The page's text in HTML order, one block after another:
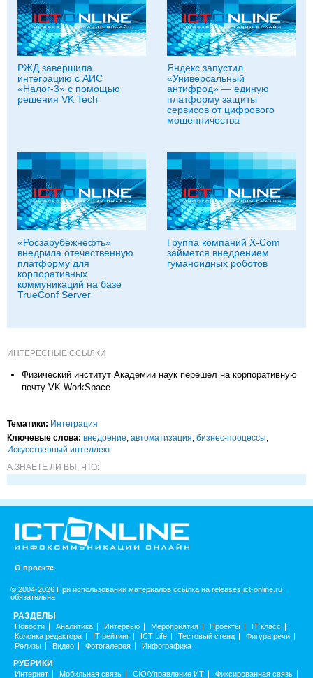
РЖД завершила
интеграцию с АИС
«Налог-3» с помощью
решения VK Tech
Яндекс запустил
«Универсальный
антифрод» — единую
платформу защиты
сервисов от цифрового
мошенничества
«Росзарубежнефть»
внедрила отечественную
платформу для
корпоративных
коммуникаций на базе
TrueConf Server
Группа компаний X-Com
займется внедрением
гуманоидных роботов
ИНТЕРЕСНЫЕ ССЫЛКИ
Физический институт Академии наук перешел на корпоративную
почту VK WorkSpace
Тематики: Интеграция
Ключевые слова: внедрение, автоматизация, бизнес-процессы,
Искусственный интеллект
А ЗНАЕТЕ ЛИ ВЫ, ЧТО:
О проекте
© 2004-2026 При использовании материалов ссылка на releases.ict-online.ru
обязательна
РАЗДЕЛЫ
Новости Аналитика Интервью Мероприятия Проекты
IT класс
Колонка редактора
IT рейтинг ICT Life Тестовый стенд
Фигура речи
Релизы
Видео Фотогалерея Инфографика
РУБРИКИ
Интернет Мобильная связь CIO/Управление ИТ Фиксированная связь